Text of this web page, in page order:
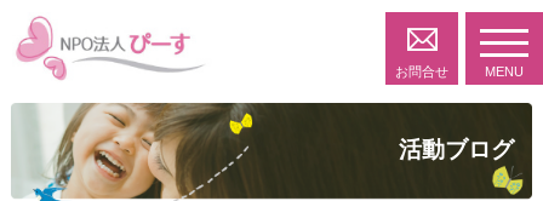
お問合せ MENU
活動ブログ